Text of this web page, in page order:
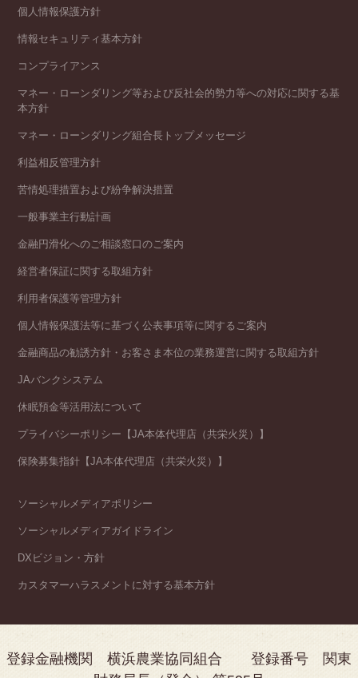
個人情報保護方針
情報セキュリティ基本方針
コンプライアンス
マネー・ローンダリング等および反社会的勢力等への対応に関する基
本方針
マネー・ローンダリング組合長トップメッセージ
利益相反管理方針
苦情処理措置および紛争解決措置
一般事業主行動計画
金融円滑化へのご相談窓口のご案内
経営者保証に関する取組方針
利用者保護等管理方針
個人情報保護法等に基づく公表事項等に関するご案内
金融商品の勧誘方針・お客さま本位の業務運営に関する取組方針
JAバンクシステム
休眠預金等活用法について
プライバシーポリシー【JA本体代理店（共栄火災）】
保険募集指針【JA本体代理店（共栄火災）】
ソーシャルメディアポリシー
ソーシャルメディアガイドライン
DXビジョン・方針
カスタマーハラスメントに対する基本方針
登録金融機関 横浜農業協同組合 登録番号 関東